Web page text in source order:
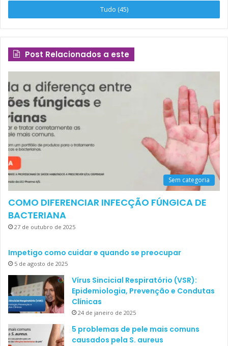
Tudo (45)
Post Relacionados a este
Sem categoria
COMO DIFERENCIAR INFECÇÃO FÚNGICA DE
BACTERIANA
27 de outubro de 2025
Impetigo como cuidar e quando se preocupar
5 de agosto de 2025
Vírus Sincicial Respiratório (VSR):
Epidemiologia, Prevenção e Condutas
Clínicas
24 de janeiro de 2025
5 problemas de pele mais comuns
causados pela S. aureus